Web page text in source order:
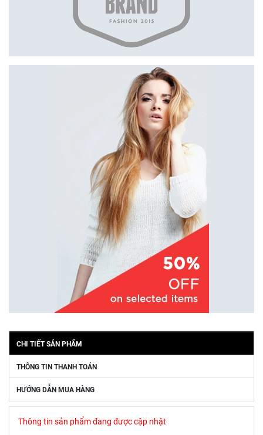
CHI TIẾT SẢN PHẨM
THÔNG TIN THANH TOÁN
HƯỚNG DẪN MUA HÀNG
Thông tin sản phẩm đang được cập nhật